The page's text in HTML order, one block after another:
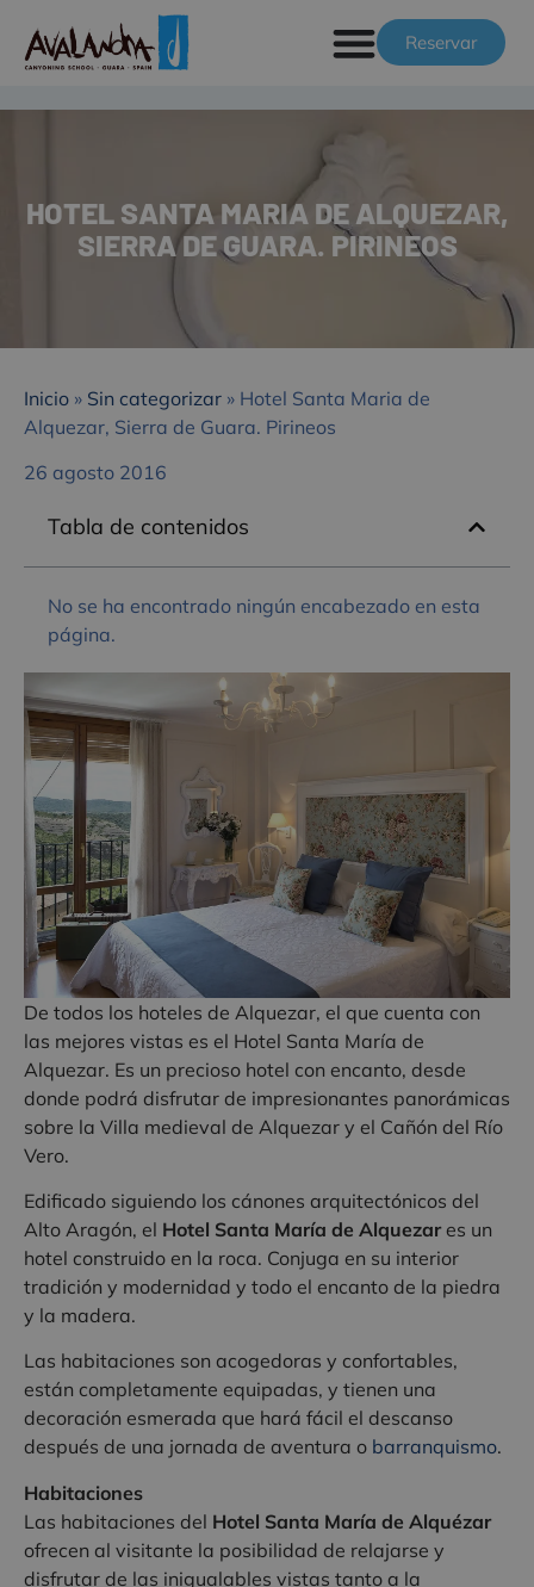
Reservar
HOTEL SANTA MARIA DE ALQUEZAR,
SIERRA DE GUARA. PIRINEOS
Inicio » Sin categorizar » Hotel Santa Maria de
Alquezar, Sierra de Guara. Pirineos
26 agosto 2016
Tabla de contenidos
No se ha encontrado ningún encabezado en esta
página.
De todos los hoteles de Alquezar, el que cuenta con
las mejores vistas es el Hotel Santa María de
Alquezar. Es un precioso hotel con encanto, desde
donde podrá disfrutar de impresionantes panorámicas
sobre la Villa medieval de Alquezar y el Cañón del Río
Vero.
Edificado siguiendo los cánones arquitectónicos del
Alto Aragón, el Hotel Santa María de Alquezares un
hotel construido en la roca. Conjuga en su interior
tradición y modernidad y todo el encanto de la piedra
y la madera.
Las habitaciones son acogedoras y confortables,
están completamente equipadas, y tienen una
decoración esmerada que hará fácil el descanso
después de una jornada de aventura o barranquismo.
Habitaciones
Las habitaciones del Hotel Santa María de Alquézar
ofrecen al visitante la posibilidad de relajarse y
disfrutar de las inigualables vistas tanto a la